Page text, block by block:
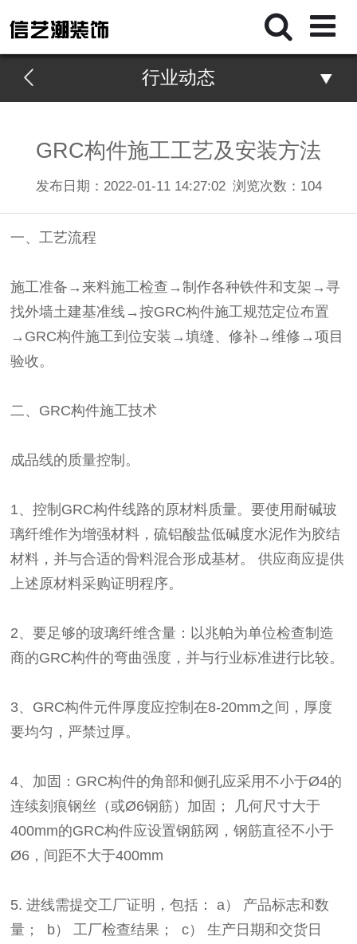
行业动态
GRC构件施工工艺及安装方法
发布日期：2022-01-11 14:27:02 浏览次数： 104
一、工艺流程
施工准备→来料施工检查→制作各种铁件和支架→寻
找外墙土建基准线→按GRC构件施工规范定位布置
→GRC构件施工到位安装→填缝、修补→维修→项目
验收。
二、GRC构件施工技术
成品线的质量控制。
1、控制GRC构件线路的原材料质量。要使用耐碱玻
璃纤维作为增强材料，硫铝酸盐低碱度水泥作为胶结
材料，并与合适的骨料混合形成基材。 供应商应提供
上述原材料采购证明程序。
2、要足够的玻璃纤维含量：以兆帕为单位检查制造
商的GRC构件的弯曲强度，并与行业标准进行比较。
3、GRC构件元件厚度应控制在8-20mm之间，厚度
要均匀，严禁过厚。
4、加固：GRC构件的角部和侧孔应采用不小于Ø4的
连续刻痕钢丝（或Ø6钢筋）加固； 几何尺寸大于
400mm的GRC构件应设置钢筋网，钢筋直径不小于
Ø6，间距不大于400mm
5. 进线需提交工厂证明，包括： a） 产品标志和数
量； b） 工厂检查结果； c） 生产日期和交货日